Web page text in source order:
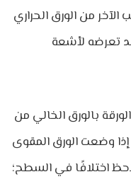
الآخر من الورق الحراري
تعرضه لأشعة
بالورق الخالي من
وضعت الورق المقوى
اختلافًا في السطح؛